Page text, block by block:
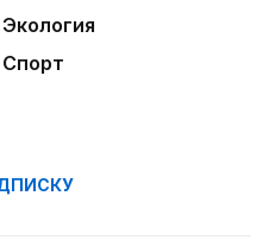
Экология
Спорт